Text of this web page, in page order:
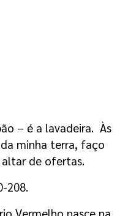
– é a lavadeira. Às
minha terra, faço
de ofertas.
p. 20-208.
Vermelho nasce na